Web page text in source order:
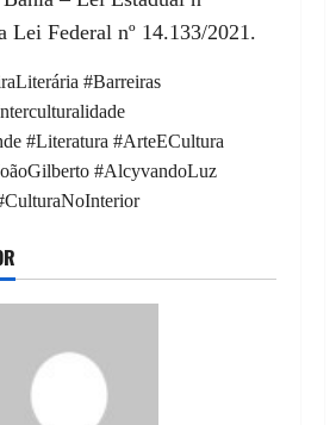
Lei Federal nº 14.133/2021.
#Barreiras
#Literatura #ArteECultura
#AlcyvandoLuz